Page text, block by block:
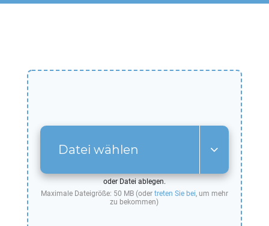
Datei wählen
oder Datei ablegen.
Maximale Dateigröße: 50 MB (oder treten Sie bei, um mehr
zu bekommen)